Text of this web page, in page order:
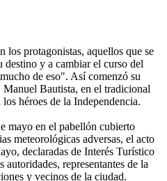
los protagonistas, aquellos que se
destino y a cambiar el curso del
de eso". Así comenzó su
Manuel Bautista, en el tradicional
héroes de la Independencia.
mayo en el pabellón cubierto
meteorológicas adversas, el acto
declaradas de Interés Turístico
representantes de la
y vecinos de la ciudad.